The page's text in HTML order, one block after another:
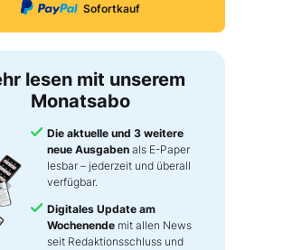
Sofortkauf
lesen mit unserem
Monatsabo
Die aktuelle und 3 weitere
neue Ausgaben als E-Paper
lesbar – jederzeit und überall
verfügbar.
Digitales Update am
Wochenende mit allen News
seit Redaktionsschluss und